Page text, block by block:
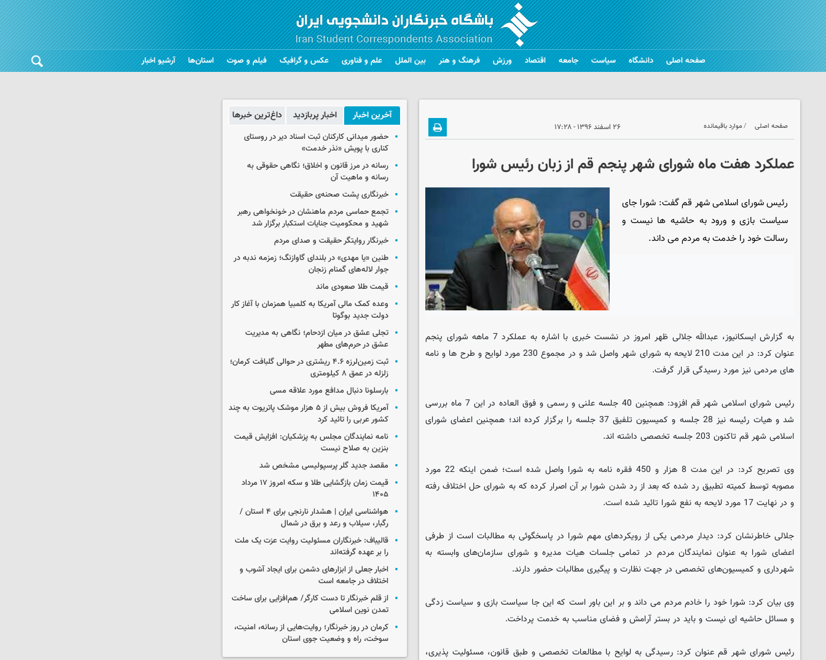
صفحه اصلی دانشگاه سیاست جامعه اقتصاد ورزش فرهنگ و هنر بین الملل علم و فناوری عکس و گرافیک فیلم و صوت استان‌ها آرشیو اخبار
صفحه اصلی موارد باقیمانده ۲۶ اسفند ۱۳۹۶ - ۱۷:۲۸
عملکرد هفت ماه شورای شهر پنجم قم از زبان رئیس شورا
رئیس شورای اسلامی شهر قم گفت: شورا جای
سیاست بازی و ورود به حاشیه ها نیست و
رسالت خود را خدمت به مردم می داند.
به گزارش ایسکانیوز، عبدالله جلالی ظهر امروز در نشست خبری با اشاره به عملکرد 7 ماهه شورای پنجم
عنوان کرد: در این مدت 210 لایحه به شورای شهر واصل شد و در مجموع 230 مورد لوایح و طرح ها و نامه
های مردمی نیز مورد رسیدگی قرار گرفت.
رئیس شورای اسلامی شهر قم افزود: همچنین 40 جلسه علنی و رسمی و فوق العاده در این 7 ماه بررسی
شد و هیات رئیسه نیز 28 جلسه و کمیسیون تلفیق 37 جلسه را برگزار کرده اند؛ همچنین اعضای شورای
اسلامی شهر قم تاکنون 203 جلسه تخصصی داشته اند.
وی تصریح کرد: در این مدت 8 هزار و 450 فقره نامه به شورا واصل شده است؛ ضمن اینکه 22 مورد
مصوبه توسط کمیته تطبیق رد شده که بعد از رد شدن شورا بر آن اصرار کرده که به شورای حل اختلاف رفته
و در نهایت 17 مورد لایحه به نفع شورا تائید شده است.
جلالی خاطرنشان کرد: دیدار مردمی یکی از رویکردهای مهم شورا در پاسخگوئی به مطالبات است از طرفی
اعضای شورا به عنوان نمایندگان مردم در تمامی جلسات هیات مدیره و شورای سازمان‌های وابسته به
شهرداری و کمیسیون‌های تخصصی در جهت نظارت و پیگیری مطالبات حضور دارند.
وی بیان کرد: شورا خود را خادم مردم می داند و بر این باور است که این جا سیاست بازی و سیاست زدگی
و مسائل حاشیه ای نیست و باید در بستر آرامش و فضای مناسب به خدمت پرداخت.
رئیس شورای شهر قم عنوان کرد: رسیدگی به لوایح با مطالعات تخصصی و طبق قانون، مسئولیت پذیری،
آخرین اخبار اخبار پربازدید داغ‌ترین خبرها
حضور میدانی کارکنان ثبت اسناد دیر در روستای
کناری با پویش «نذر خدمت»
رسانه در مرز قانون و اخلاق؛ نگاهی حقوقی به
رسانه و ماهیت آن
خبرنگاری پشت صحنه‌ی حقیقت
تجمع حماسی مردم ماهنشان در خونخواهی رهبر
شهید و محکومیت جنایات استکبار برگزار شد
خبرنگار روایتگر حقیقت و صدای مردم
طنین «یا مهدی» در بلندای گاوازنگ؛ زمزمه ندبه در
جوار لاله‌های گمنام زنجان
قیمت طلا صعودی ماند
وعده کمک مالی آمریکا به کلمبیا همزمان با آغاز کار
دولت جدید بوگوتا
تجلی عشق در میان ازدحام؛ نگاهی به مدیریت
عشق در حرم‌های مطهر
ثبت زمین‌لرزه ۴.۶ ریشتری در حوالی گلبافت کرمان؛
زلزله در عمق ۸ کیلومتری
بارسلونا دنبال مدافع مورد علاقه مسی
آمریکا فروش بیش از ۵ هزار موشک پاتریوت به چند
کشور عربی را تائید کرد
نامه نمایندگان مجلس به پزشکیان: افزایش قیمت
بنزین به صلاح نیست
مقصد جدید گلر پرسپولیسی مشخص شد
قیمت زمان بازگشایی طلا و سکه امروز ۱۷ مرداد
۱۴۰۵
هواشناسی ایران | هشدار نارنجی برای ۴ استان /
رگبار، سیلاب و رعد و برق در شمال
قالیباف: خبرنگاران مسئولیت روایت عزت یک ملت
را بر عهده گرفته‌اند
اخبار جعلی از ابزارهای دشمن برای ایجاد آشوب و
اختلاف در جامعه است
از قلم خبرنگار تا دست کارگر/ هم‌افزایی برای ساخت
تمدن نوین اسلامی
کرمان در روز خبرنگار؛ روایت‌هایی از رسانه، امنیت،
سوخت، راه و وضعیت جوی استان